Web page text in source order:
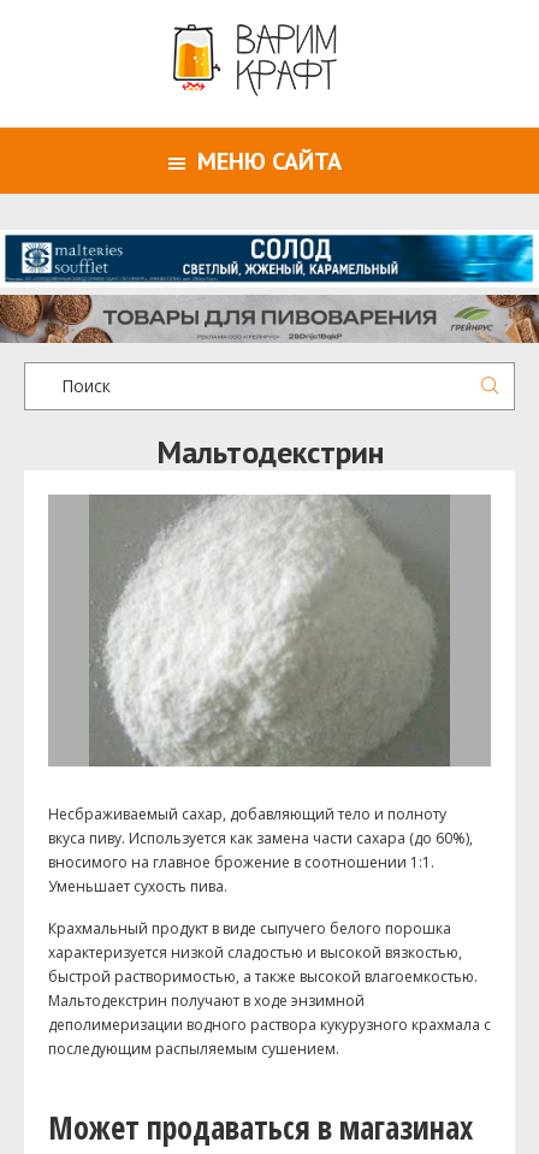
МЕНЮ САЙТА
Мальтодекстрин
Несбраживаемый сахар, добавляющий тело и полноту
вкуса пиву. Используется как замена части сахара (до 60%),
вносимого на главное брожение в соотношении 1:1.
Уменьшает сухость пива.
Крaхмальный продукт в виде сыпучего белого порошка
характеризуется низкой сладостью и высокой вязкостью,
быстрой растворимостью, а также высокой влагоемкостью.
Мальтодекстрин получают в ходе энзимной
деполимеризации водного раствора кукурузного крахмала с
последующим распыляемым сушением.
Может продаваться в магазинах